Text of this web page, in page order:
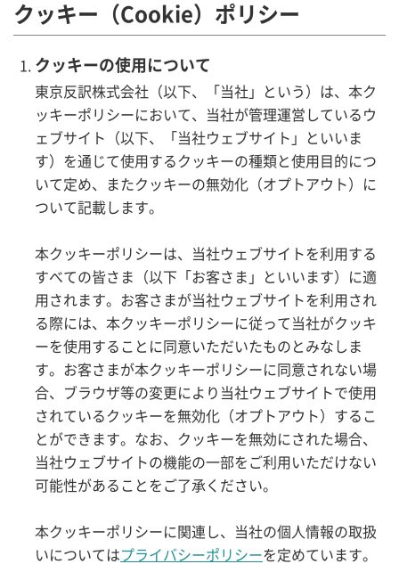
クッキー（Cookie）ポリシー
クッキーの使用について
東京反訳株式会社（以下、「当社」という）は、本ク
ッキーポリシーにおいて、当社が管理運営しているウ
ェブサイト（以下、「当社ウェブサイト」といいま
す）を通じて使用するクッキーの種類と使用目的につ
いて定め、またクッキーの無効化（オプトアウト）に
ついて記載します。
本クッキーポリシーは、当社ウェブサイトを利用する
すべての皆さま（以下「お客さま」といいます）に適
用されます。お客さまが当社ウェブサイトを利用され
る際には、本クッキーポリシーに従って当社がクッキ
ーを使用することに同意いただいたものとみなしま
す。お客さまが本クッキーポリシーに同意されない場
合、ブラウザ等の変更により当社ウェブサイトで使用
されているクッキーを無効化（オプトアウト）するこ
とができます。なお、クッキーを無効にされた場合、
当社ウェブサイトの機能の一部をご利用いただけない
可能性があることをご了承ください。
本クッキーポリシーに関連し、当社の個人情報の取扱
いについてはプライバシーポリシーを定めています。